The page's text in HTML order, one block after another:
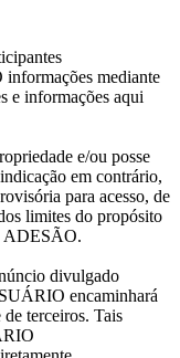
mediante
e informações aqui
e/ou posse
em contrário,
para acesso, de
limites do propósito
ADESÃO.
divulgado
encaminhará
de terceiros. Tais